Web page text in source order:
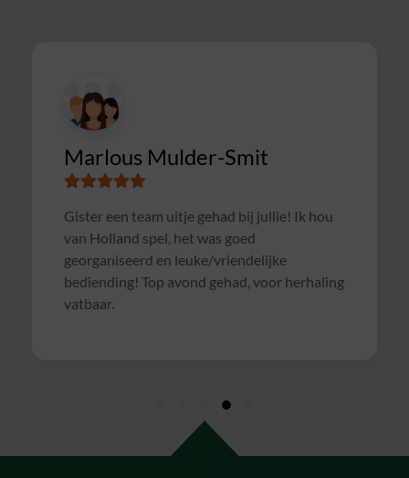
Marlous Mulder-Smit
Gister een team uitje gehad bij jullie! Ik hou
van Holland spel, het was goed
georganiseerd en leuke/vriendelijke
bediending! Top avond gehad, voor herhaling